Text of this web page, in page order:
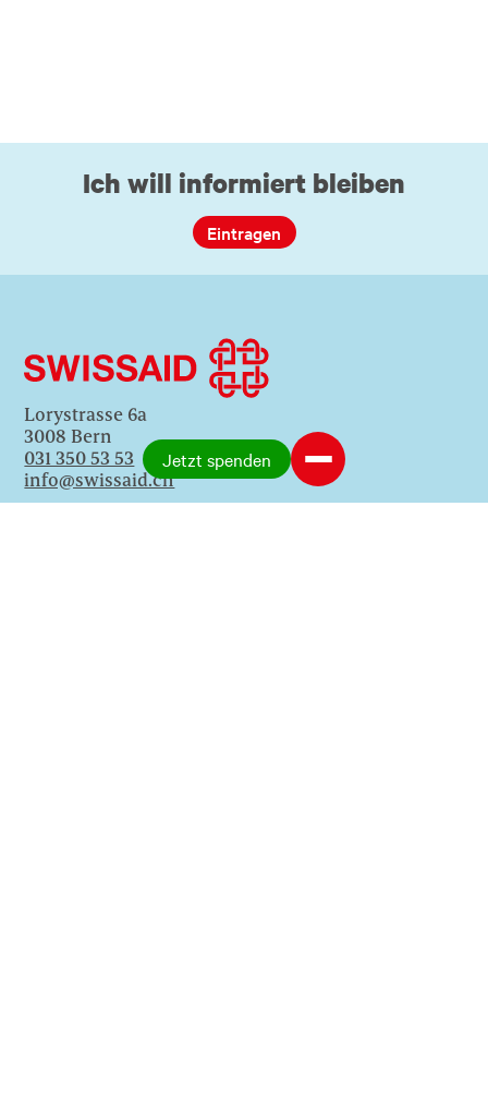
Jetzt spenden
Ich will informiert bleiben
Eintragen
Lorystrasse 6a
3008 Bern
031 350 53 53
info@swissaid.ch